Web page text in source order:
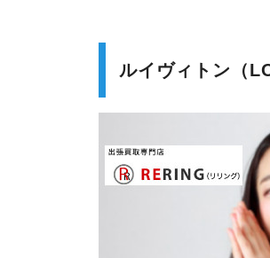
ルイヴィトン（